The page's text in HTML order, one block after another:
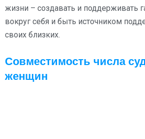
жизни – создавать и поддерживать
вокруг себя и быть источником
своих близких.
Совместимость числа
женщин